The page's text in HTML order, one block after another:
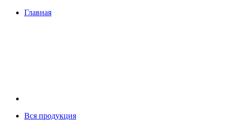
Главная
Вся продукция